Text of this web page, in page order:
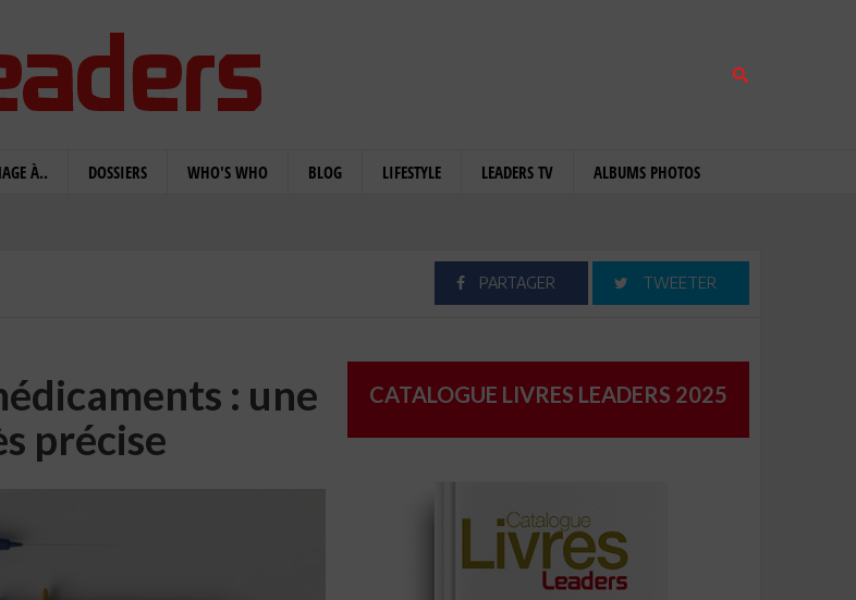
À.. DOSSIERS WHO'S WHO BLOG LIFESTYLE LEADERS TV ALBUMS PHOTOS
PARTAGER TWEETER
: une
précise
CATALOGUE LIVRES LEADERS 2025